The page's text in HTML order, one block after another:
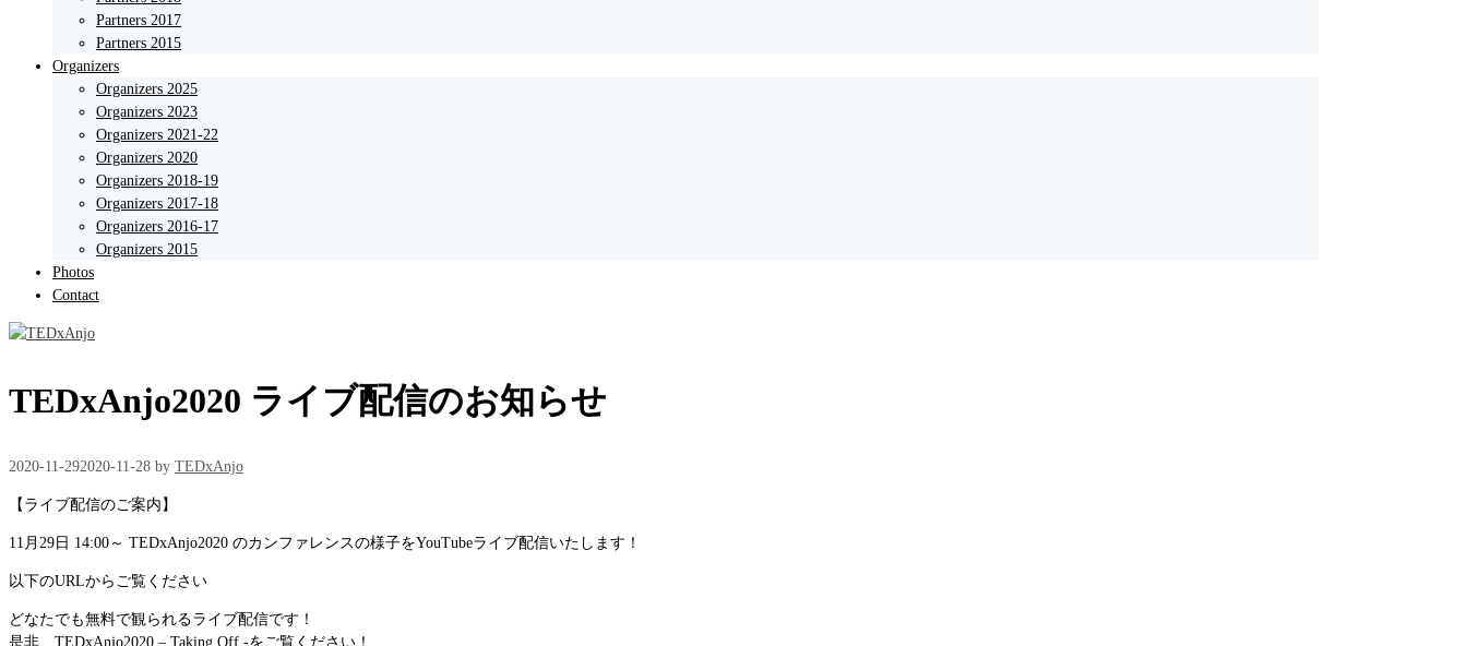
Partners 2017
Partners 2015
Organizers
Organizers 2025
Organizers 2023
Organizers 2021-22
Organizers 2020
Organizers 2018-19
Organizers 2017-18
Organizers 2016-17
Organizers 2015
Photos
Contact
TEDxAnjo2020 ライブ配信のお知らせ
2020-11-292020-11-28 by TEDxAnjo
【ライブ配信のご案内】
11月29日 14:00～ TEDxAnjo2020 のカンファレンスの様子をYouTubeライブ配信いたします！
以下のURLからご覧ください
どなたでも無料で観られるライブ配信です！
是非、TEDxAnjo2020 – Taking Off -をご覧ください！